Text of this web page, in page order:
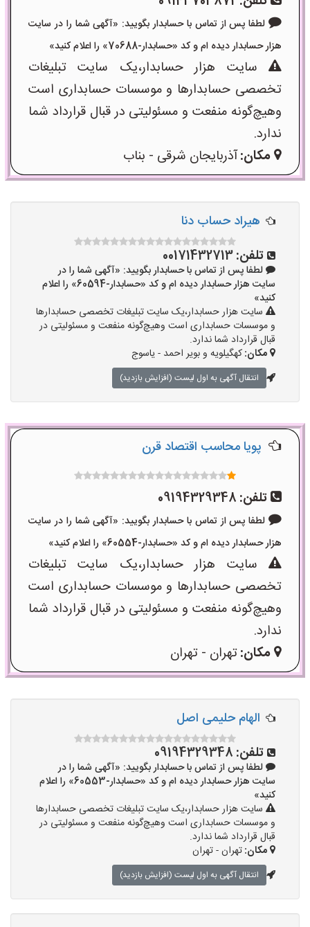
لطفا پس از تماس با حسابدار بگویید: «آگهی شما را در سایت
هزار حسابدار دیده ام و کد «حسابدار-70688» را اعلام کنید»
سایت هزار حسابدار،یک سایت تبلیغات
تخصصی حسابدارها و موسسات حسابداری است
وهیچ‌گونه منفعت و مسئولیتی در قبال قرارداد شما
ندارد.
مکان:آذربایجان شرقی - بناب
هیراد حساب دنا
تلفن:00171432713
لطفا پس از تماس با حسابدار بگویید: «آگهی شما را در
سایت هزار حسابدار دیده ام و کد «حسابدار-60594» را اعلام
کنید»
سایت هزار حسابدار،یک سایت تبلیغات تخصصی حسابدارها
و موسسات حسابداری است وهیچ‌گونه منفعت و مسئولیتی در
قبال قرارداد شما ندارد.
مکان:کهگیلویه و بویر احمد - یاسوج
انتقال آگهی به اول لیست (افزایش بازدید)
پویا محاسب اقتصاد قرن
تلفن: 09194329348
لطفا پس از تماس با حسابدار بگویید: «آگهی شما را در سایت
هزار حسابدار دیده ام و کد «حسابدار-60554» را اعلام کنید»
سایت هزار حسابدار،یک سایت تبلیغات
تخصصی حسابدارها و موسسات حسابداری است
وهیچ‌گونه منفعت و مسئولیتی در قبال قرارداد شما
ندارد.
مکان:تهران - تهران
الهام حلیمی اصل
تلفن: 09194329348
لطفا پس از تماس با حسابدار بگویید: «آگهی شما را در
سایت هزار حسابدار دیده ام و کد «حسابدار-60553» را اعلام
کنید»
سایت هزار حسابدار،یک سایت تبلیغات تخصصی حسابدارها
و موسسات حسابداری است وهیچ‌گونه منفعت و مسئولیتی در
قبال قرارداد شما ندارد.
مکان:تهران - تهران
انتقال آگهی به اول لیست (افزایش بازدید)